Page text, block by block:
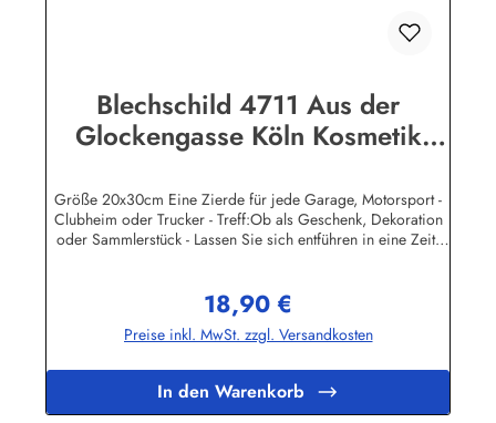
Blechschild 4711 Aus der
Glockengasse Köln Kosmetik
Werbeschild
Größe 20x30cm Eine Zierde für jede Garage, Motorsport -
Clubheim oder Trucker - Treff:Ob als Geschenk, Dekoration
oder Sammlerstück - Lassen Sie sich entführen in eine Zeit,
Ihren Freunden eine dekorative Erinnerung an die gute alte
Zeit!Unsere Blechschilder sind in Super-Qualität aus
hochwertigem Metall (Stahlblech) gefertigt. Die Oberflächen
garantiert.Wir verkaufen nur original lizensierte
Werbeschilder. Herstellerinformationen:Heart of Ireland
Plakat-Industrie BPPM GmbHPorschestr. 921423 Winsen
Regulärer Preis:
18,90 €
Preise inkl. MwSt. zzgl. Versandkosten
In den Warenkorb